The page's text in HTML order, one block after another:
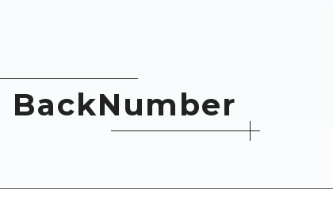
BackNumber